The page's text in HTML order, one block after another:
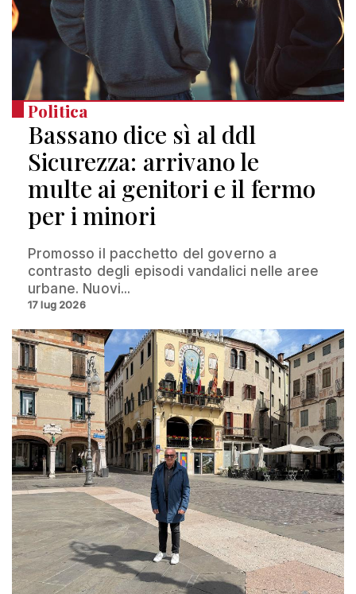
Politica
Bassano dice sì al ddl
Sicurezza: arrivano le
multe ai genitori e il fermo
per i minori
Promosso il pacchetto del governo a
contrasto degli episodi vandalici nelle aree
urbane. Nuovi...
17 lug 2026